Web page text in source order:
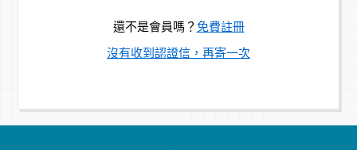
還不是會員嗎？ 免費註冊
沒有收到認證信，再寄一次